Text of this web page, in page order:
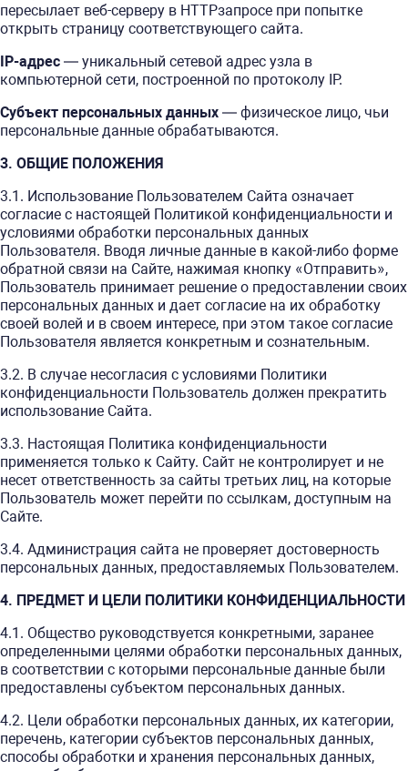
пересылает веб-серверу в HTTPзапросе при попытке
открыть страницу соответствующего сайта.
IP-адрес — уникальный сетевой адрес узла в
компьютерной сети, построенной по протоколу IP.
Субъект персональных данных — физическое лицо, чьи
персональные данные обрабатываются.
3. ОБЩИЕ ПОЛОЖЕНИЯ
3.1. Использование Пользователем Сайта означает
согласие с настоящей Политикой конфиденциальности и
условиями обработки персональных данных
Пользователя. Вводя личные данные в какой-либо форме
обратной связи на Сайте, нажимая кнопку «Отправить»,
Пользователь принимает решение о предоставлении своих
персональных данных и дает согласие на их обработку
своей волей и в своем интересе, при этом такое согласие
Пользователя является конкретным и сознательным.
3.2. В случае несогласия с условиями Политики
конфиденциальности Пользователь должен прекратить
использование Сайта.
3.3. Настоящая Политика конфиденциальности
применяется только к Сайту. Сайт не контролирует и не
несет ответственность за сайты третьих лиц, на которые
Пользователь может перейти по ссылкам, доступным на
Сайте.
3.4. Администрация сайта не проверяет достоверность
персональных данных, предоставляемых Пользователем.
4. ПРЕДМЕТ И ЦЕЛИ ПОЛИТИКИ КОНФИДЕНЦИАЛЬНОСТИ
4.1. Общество руководствуется конкретными, заранее
определенными целями обработки персональных данных,
в соответствии с которыми персональные данные были
предоставлены субъектом персональных данных.
4.2. Цели обработки персональных данных, их категории,
перечень, категории субъектов персональных данных,
способы обработки и хранения персональных данных,